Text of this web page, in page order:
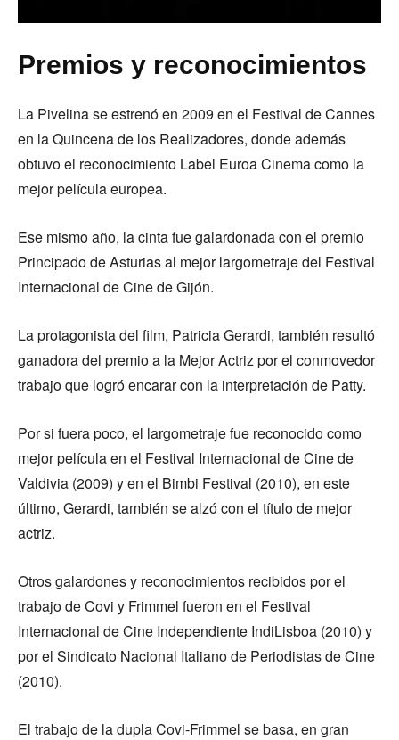
Premios y reconocimientos
La Pivelina se estrenó en 2009 en el Festival de Cannes
en la Quincena de los Realizadores, donde además
obtuvo el reconocimiento Label Euroa Cinema como la
mejor película europea.
Ese mismo año, la cinta fue galardonada con el premio
Principado de Asturias al mejor largometraje del Festival
Internacional de Cine de Gijón.
La protagonista del film, Patricia Gerardi, también resultó
ganadora del premio a la Mejor Actriz por el conmovedor
trabajo que logró encarar con la interpretación de Patty.
Por si fuera poco, el largometraje fue reconocido como
mejor película en el Festival Internacional de Cine de
Valdivia (2009) y en el Bimbi Festival (2010), en este
último, Gerardi, también se alzó con el título de mejor
actriz.
Otros galardones y reconocimientos recibidos por el
trabajo de Covi y Frimmel fueron en el Festival
Internacional de Cine Independiente IndiLisboa (2010) y
por el Sindicato Nacional Italiano de Periodistas de Cine
(2010).
El trabajo de la dupla Covi-Frimmel se basa, en gran